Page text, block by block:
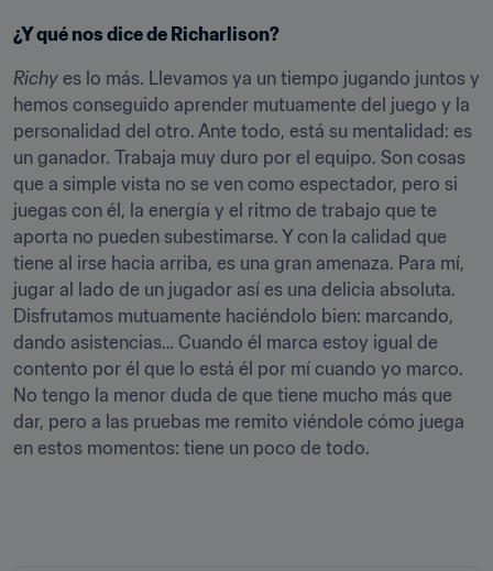
¿Y qué nos dice de Richarlison?
Richy es lo más. Llevamos ya un tiempo jugando juntos y
hemos conseguido aprender mutuamente del juego y la
personalidad del otro. Ante todo, está su mentalidad: es
un ganador. Trabaja muy duro por el equipo. Son cosas
que a simple vista no se ven como espectador, pero si
juegas con él, la energía y el ritmo de trabajo que te
aporta no pueden subestimarse. Y con la calidad que
tiene al irse hacia arriba, es una gran amenaza. Para mí,
jugar al lado de un jugador así es una delicia absoluta.
Disfrutamos mutuamente haciéndolo bien: marcando,
dando asistencias… Cuando él marca estoy igual de
contento por él que lo está él por mí cuando yo marco.
No tengo la menor duda de que tiene mucho más que
dar, pero a las pruebas me remito viéndole cómo juega
en estos momentos: tiene un poco de todo.